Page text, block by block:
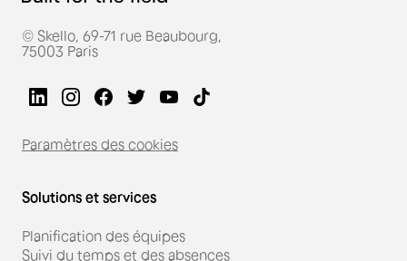
© Skello, 69-71 rue Beaubourg,
75003 Paris
Paramètres des cookies
Solutions et services
Planification des équipes
Suivi du temps et des absences